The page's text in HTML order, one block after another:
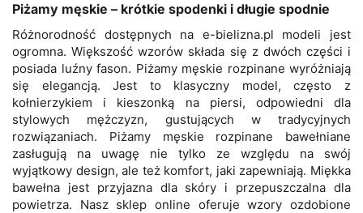
Piżamy męskie – krótkie spodenki i długie spodnie
Różnorodność dostępnych na e-bielizna.pl modeli jest
ogromna. Większość wzorów składa się z dwóch części i
posiada luźny fason. Piżamy męskie rozpinane wyróżniają
się elegancją. Jest to klasyczny model, często z
kołnierzykiem i kieszonką na piersi, odpowiedni dla
stylowych mężczyzn, gustujących w tradycyjnych
rozwiązaniach. Piżamy męskie rozpinane bawełniane
zasługują na uwagę nie tylko ze względu na swój
wyjątkowy design, ale też komfort, jaki zapewniają. Miękka
bawełna jest przyjazna dla skóry i przepuszczalna dla
powietrza. Nasz sklep online oferuje wzory ozdobione